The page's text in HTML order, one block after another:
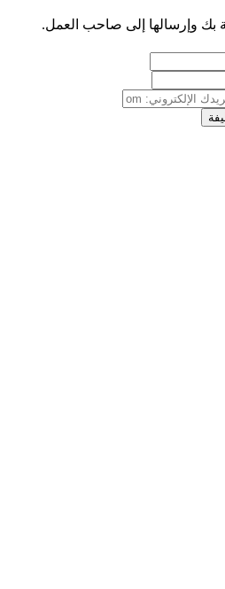
بك وإرسالها إلى صاحب العمل.